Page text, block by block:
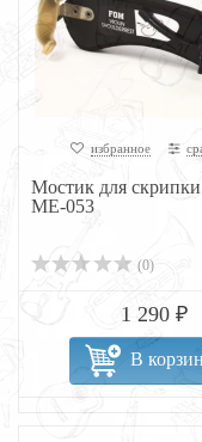
избранное
Мостик для
ME-053
(0)
1 290 ₽
В